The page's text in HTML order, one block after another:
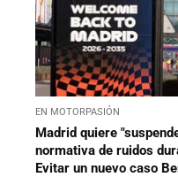
EN MOTORPASIÓN
Madrid quiere
normativa de ruidos
Evitar un nuevo caso